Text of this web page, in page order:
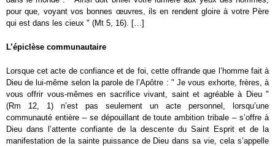
pour que, voyant vos bonnes œuvres, ils en rendent gloire à votre Père
qui est dans les cieux " (Mt 5, 16). […]
L’épiclèse communautaire
Lorsque cet acte de confiance et de foi, cette offrande que l’homme fait à
Dieu de lui-même selon la parole de l’Apôtre : " Je vous exhorte, frères, à
vous offrir vous-mêmes en sacrifice vivant, saint et agréable à Dieu "
(Rm 12, 1) n’est pas seulement un acte personnel, lorsqu’une
communauté entière – se dépouillant de toute ambition tribale – s’offre à
Dieu dans l’attente confiante de la descente du Saint Esprit et de la
manifestation de la sainte puissance de Dieu dans sa vie, cela s’appelle